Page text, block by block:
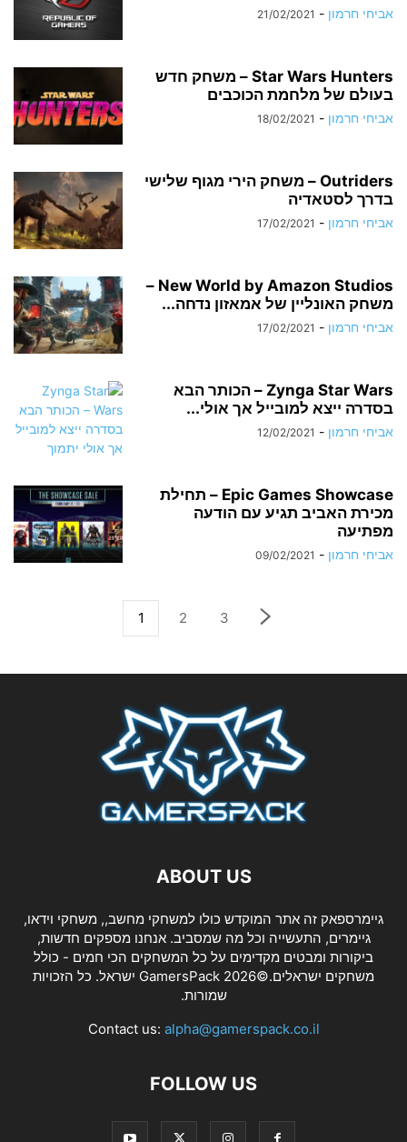
אביחי חרמון -
21/02/2021
Star Wars Hunters – משחק חדש
בעולם של מלחמת הכוכבים
אביחי חרמון -
18/02/2021
Outriders – משחק הירי מגוף שלישי
בדרך לסטאדיה
אביחי חרמון -
17/02/2021
New World by Amazon Studios –
משחק האונליין של אמאזון נדחה...
אביחי חרמון -
17/02/2021
Zynga Star Wars – הכותר הבא
בסדרה ייצא למובייל אך אולי...
אביחי חרמון -
12/02/2021
Epic Games Showcase – תחילת
מכירת האביב תגיע עם הודעה
מפתיעה
אביחי חרמון -
09/02/2021
1 2 3
ABOUT US
גיימרספאק זה אתר המוקדש כולו למשחקי מחשב,, משחקי וידאו,
גיימרים, התעשייה וכל מה שמסביב. אנחנו מספקים חדשות,
ביקורות ומבטים מקדימים על כל המשחקים הכי חמים - כולל
משחקים ישראלים.©2026 GamersPack ישראל. כל הזכויות
שמורות.
Contact us: alpha@gamerspack.co.il
FOLLOW US